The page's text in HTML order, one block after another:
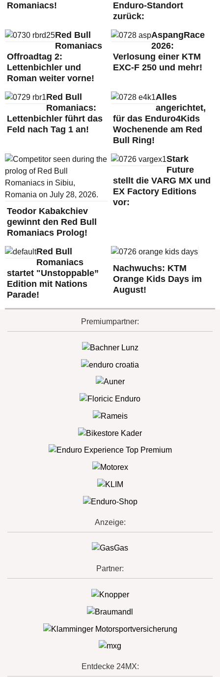
Romaniacs!
Enduro-Standort
zurück:
Red Bull
Romaniacs
Offroadtag 2:
Lettenbichler und
Roman weiter vorne!
AspangRace
2026:
Verlosung einer KTM
EXC-F 250 und mehr!
Red Bull
Romaniacs:
Lettenbichler führt das
Feld nach Tag 1 an!
Alles
angerichtet,
für das Enduro4Kids
Wochenende am Red
Bull Ring!
Teodor Kabakchiev
gewinnt den Red Bull
Romaniacs Prolog!
Stark
Future
stellt die VARG MX und
EX Factory Editions
vor:
Red Bull
Romaniacs
startet "Unstoppable”
Edition mit Nations
Parade!
Nachwuchs: KTM
Orange Kids Days im
August!
Premiumpartner:
Anzeige:
Partner:
Entdecke 24MX: